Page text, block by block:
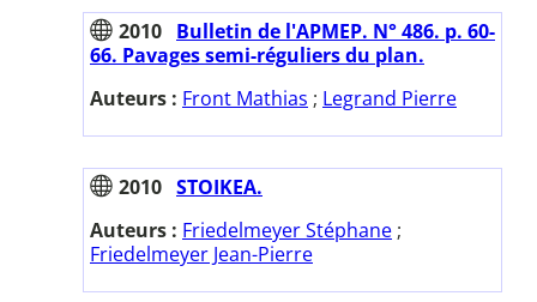
2010 Bulletin de l'APMEP. N° 486. p. 60-
66. Pavages semi-réguliers du plan.
Auteurs : Front Mathias ; Legrand Pierre
2010 STOIKEA.
Auteurs : Friedelmeyer Stéphane ;
Friedelmeyer Jean-Pierre